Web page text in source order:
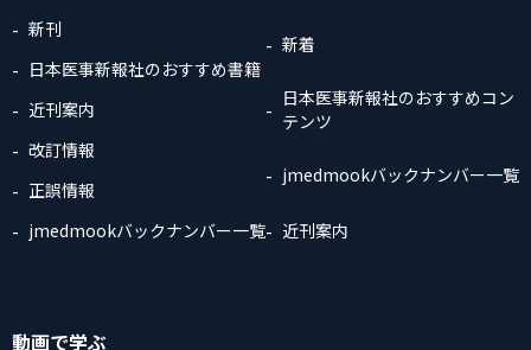
新刊
日本医事新報社のおすすめ書籍
近刊案内
改訂情報
正誤情報
jmedmookバックナンバー一覧
新着
日本医事新報社のおすすめコン
テンツ
jmedmookバックナンバー一覧
近刊案内
動画で学ぶ